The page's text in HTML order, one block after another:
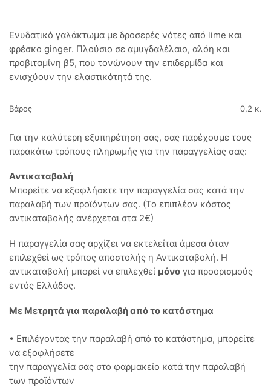
Ενυδατικό γαλάκτωμα με δροσερές νότες από lime και
φρέσκο ginger. Πλούσιο σε αμυγδαλέλαιο, αλόη και
προβιταμίνη β5, που τονώνουν την επιδερμίδα και
ενισχύουν την ελαστικότητά της.
Βάρος 0,2 κ.
Για την καλύτερη εξυπηρέτηση σας, σας παρέχουμε τους
παρακάτω τρόπους πληρωμής για την παραγγελίας σας:
Αντικαταβολή
Μπορείτε να εξοφλήσετε την παραγγελία σας κατά την
παραλαβή των προϊόντων σας. (Το επιπλέον κόστος
αντικαταβολής ανέρχεται στα 2€)
Η παραγγελία σας αρχίζει να εκτελείται άμεσα όταν
επιλεχθεί ως τρόπος αποστολής η Αντικαταβολή. Η
αντικαταβολή μπορεί να επιλεχθεί μόνο για προορισμούς
εντός Ελλάδος.
Με Μετρητά για παραλαβή από το κατάστημα
• Επιλέγοντας την παραλαβή από το κατάστημα, μπορείτε
να εξοφλήσετε
την παραγγελία σας στο φαρμακείο κατά την παραλαβή
των προϊόντων